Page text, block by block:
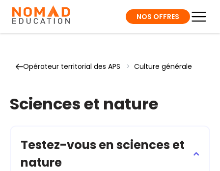
NOS OFFRES
Opérateur territorial des APS > Culture générale
Sciences et nature
Testez-vous en sciences et
nature